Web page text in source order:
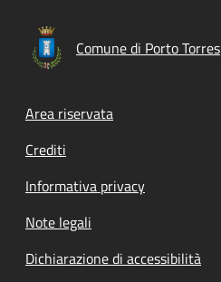
Comune di Porto Torres
Footer menu
Area riservata
Crediti
Informativa privacy
Note legali
Dichiarazione di accessibilità